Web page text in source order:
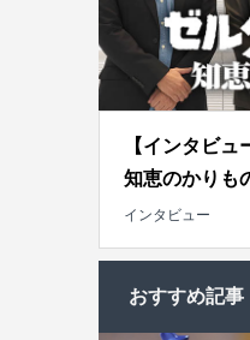
【インタビ
知恵のかりも
インタビュー
おすすめ記事